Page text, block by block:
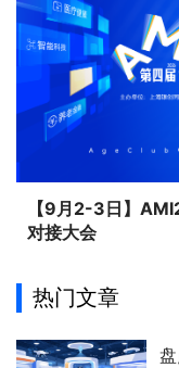
【9月2-3日】
对接大会
热门文章